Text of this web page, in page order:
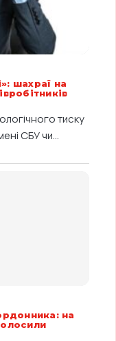
шахраї на
тиску
СБУ чи...
на